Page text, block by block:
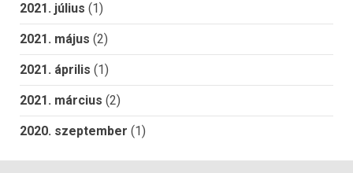
2021. július (1)
2021. május (2)
2021. április (1)
2021. március (2)
2020. szeptember (1)